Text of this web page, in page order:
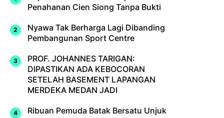
Penahanan Cien Siong Tanpa Bukti
Nyawa Tak Berharga Lagi Dibanding
Pembangunan Sport Centre
PROF. JOHANNES TARIGAN:
DIPASTIKAN ADA KEBOCORAN
SETELAH BASEMENT LAPANGAN
MERDEKA MEDAN JADI
Ribuan Pemuda Batak Bersatu Unjuk